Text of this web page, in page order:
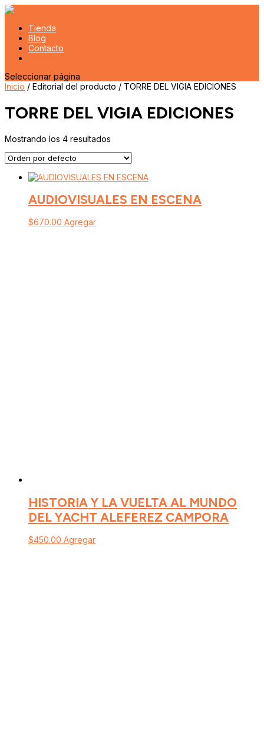
Tienda
Blog
Contacto
Seleccionar página
Inicio / Editorial del producto / TORRE DEL VIGIA EDICIONES
TORRE DEL VIGIA EDICIONES
Mostrando los 4 resultados
AUDIOVISUALES EN ESCENA
$670.00 Agregar
HISTORIA Y LA VUELTA AL MUNDO
DEL YACHT ALEFEREZ CAMPORA
$450.00 Agregar